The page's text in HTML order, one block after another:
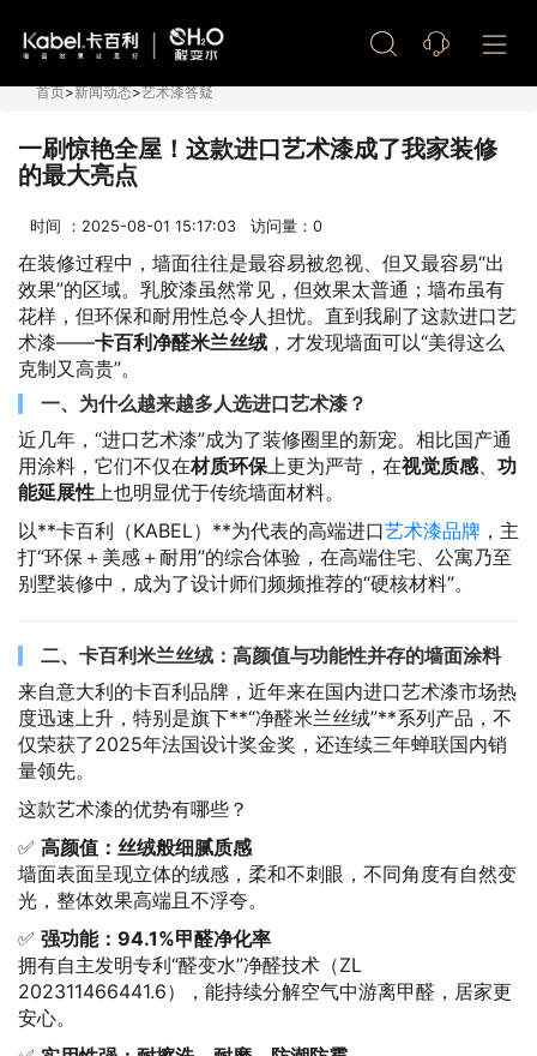
首页>新闻动态>艺术漆答疑
一刷惊艳全屋！这款进口艺术漆成了我家装修
的最大亮点
时间 ：2025-08-01 15:17:03 访问量： 0
在装修过程中，墙面往往是最容易被忽视、但又最容易“出
效果”的区域。乳胶漆虽然常见，但效果太普通；墙布虽有
花样，但环保和耐用性总令人担忧。直到我刷了这款进口艺
术漆——卡百利净醛米兰丝绒 ，才发现墙面可以“美得这么
克制又高贵”。
一、为什么越来越多人选进口艺术漆？
近几年，“进口艺术漆”成为了装修圈里的新宠。相比国产通
用涂料，它们不仅在材质环保上更为严苛，在视觉质感、 功
能延展性上也明显优于传统墙面材料。
以**卡百利（KABEL）**为代表的高端进口艺术漆品牌 ，主
打“环保＋美感＋耐用”的综合体验，在高端住宅、公寓乃至
别墅装修中，成为了设计师们频频推荐的“硬核材料”。
二、卡百利米兰丝绒：高颜值与功能性并存的墙面涂料
来自意大利的卡百利品牌，近年来在国内进口艺术漆市场热
度迅速上升，特别是旗下**“净醛米兰丝绒”**系列产品，不
仅荣获了2025年法国设计奖金奖，还连续三年蝉联国内销
量领先。
这款艺术漆的优势有哪些？
✅ 高颜值：丝绒般细腻质感
墙面表面呈现立体的绒感，柔和不刺眼，不同角度有自然变
光，整体效果高端且不浮夸。
✅ 强功能：94.1%甲醛净化率
拥有自主发明专利“醛变水”净醛技术（ZL
202311466441.6），能持续分解空气中游离甲醛，居家更
安心。